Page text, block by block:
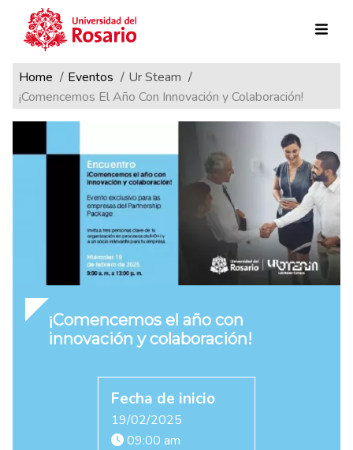
Pasar al contenido principal
Ruta de navegación
Home Eventos
Ur Steam
¡Comencemos El Año Con Innovación y Colaboración!
¡Comencemos el año con
innovación y colaboración!
Fecha de inicio
19/02/2025
09:00 am